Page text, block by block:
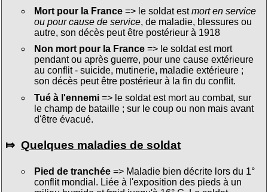
Mort pour la France=> le soldat estmort en service
ou pour cause de service, de maladie, blessures ou
autre, son décès peut être postérieur à 1918
Non mort pour la France=> le soldat est mort
pendant ou après guerre, pour une cause extérieure
au conflit - suicide, mutinerie, maladie extérieure ;
son décès peut être postérieur à la fin du conflit.
Tué à l'ennemi=> le soldat est mort au combat, sur
le champ de bataille ; sur le coup ou non mais avant
d'être évacué.
⤇ Quelques maladies de soldat
Pied de tranchée=> Maladie bien décrite lors du 1°
conflit mondial. Liée à l'exposition des pieds à un